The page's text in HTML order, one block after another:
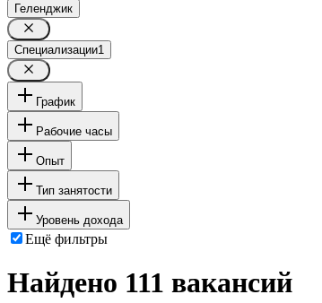
Геленджик
Специализации1
График
Рабочие часы
Опыт
Тип занятости
Уровень дохода
Ещё фильтры
Найдено 111 вакансий